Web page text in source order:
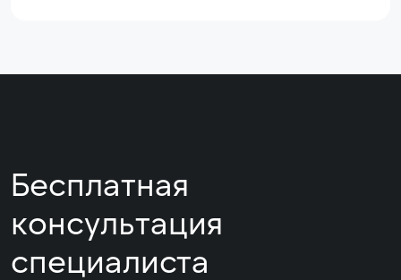
Бесплатная
консультация
специалиста